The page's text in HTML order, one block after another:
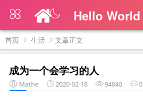
Hello World
首页 生活 文章正文
成为一个会学习的人
Mathe 2020-02-18 94840 0